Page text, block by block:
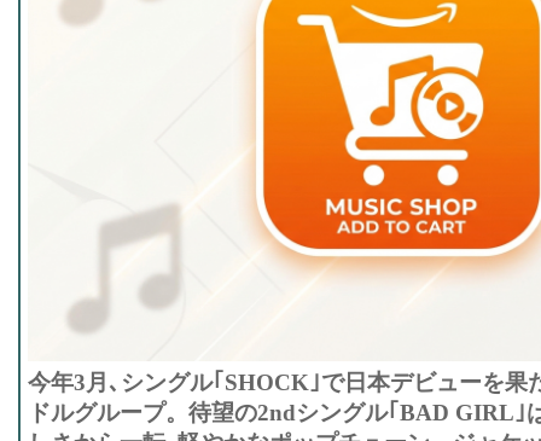
今年3月､シングル｢SHOCK｣で日本デビューを果
ドルグループ。待望の2ndシングル｢BAD GIRL｣